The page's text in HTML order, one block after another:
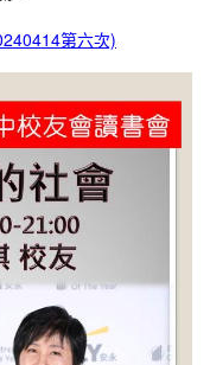
第六次)